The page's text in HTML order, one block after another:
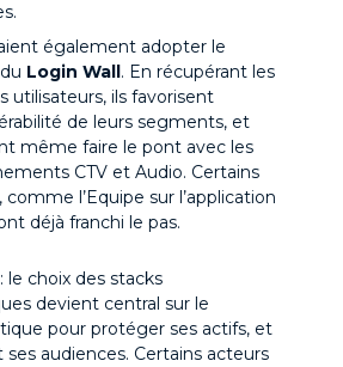
également adopter le
Login Wall . En récupérant les
utilisateurs, ils favorisent
de leurs segments, et
même faire le pont avec les
CTV et Audio. Certains
comme l’Equipe sur l’application
déjà franchi le pas.
: le choix des stacks
devient central sur le
pour protéger ses actifs, et
audiences. Certains acteurs